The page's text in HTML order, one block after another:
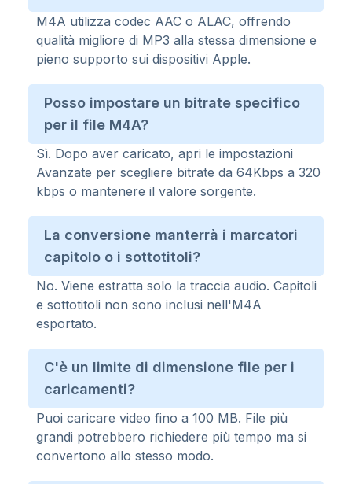
M4A utilizza codec AAC o ALAC, offrendo
qualità migliore di MP3 alla stessa dimensione e
pieno supporto sui dispositivi Apple.
Posso impostare un bitrate specifico
per il file M4A?
Sì. Dopo aver caricato, apri le impostazioni
Avanzate per scegliere bitrate da 64Kbps a 320
kbps o mantenere il valore sorgente.
La conversione manterrà i marcatori
capitolo o i sottotitoli?
No. Viene estratta solo la traccia audio. Capitoli
e sottotitoli non sono inclusi nell'M4A
esportato.
C'è un limite di dimensione file per i
caricamenti?
Puoi caricare video fino a 100 MB. File più
grandi potrebbero richiedere più tempo ma si
convertono allo stesso modo.